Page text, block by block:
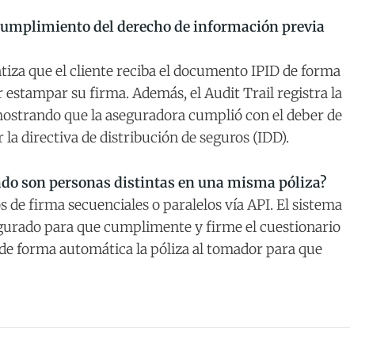
del derecho de información previa
que el cliente reciba el documento IPID de forma
su firma. Además, el Audit Trail registra la
que la aseguradora cumplió con el deber de
directiva de distribución de seguros (IDD).
son personas distintas en una misma póliza?
firma secuenciales o paralelos vía API. El sistema
para que cumplimente y firme el cuestionario
forma automática la póliza al tomador para que